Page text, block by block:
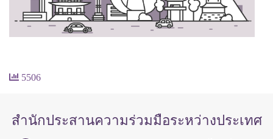
5506
สำนักประสานความร่วมมือระหว่างประเทศ